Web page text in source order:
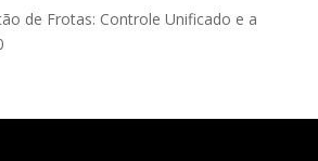
de Frotas: Controle Unificado e a